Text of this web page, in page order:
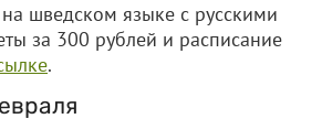
шведском языке с русскими
за 300 рублей и расписание
.